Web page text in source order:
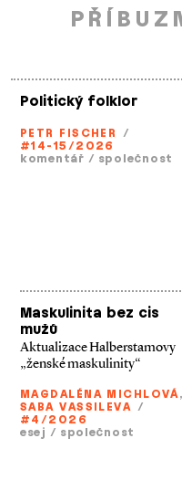
Politický folklor
PETR FISCHER /
#14-15/2026
komentář / společnost
Maskulinita bez cis
mužů
Aktualizace Halberstamovy
„ženské maskulinity“
MAGDALÉNA MICHLOVÁ,
SABA VASSILEVA /
#4/2026
esej / společnost